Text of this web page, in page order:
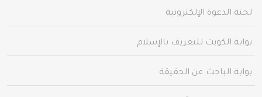
لجنة الدعوة الإلكترونية
بوابة الكويت للتعريف بالإسلام
بوابة الباحث عن الحقيقة